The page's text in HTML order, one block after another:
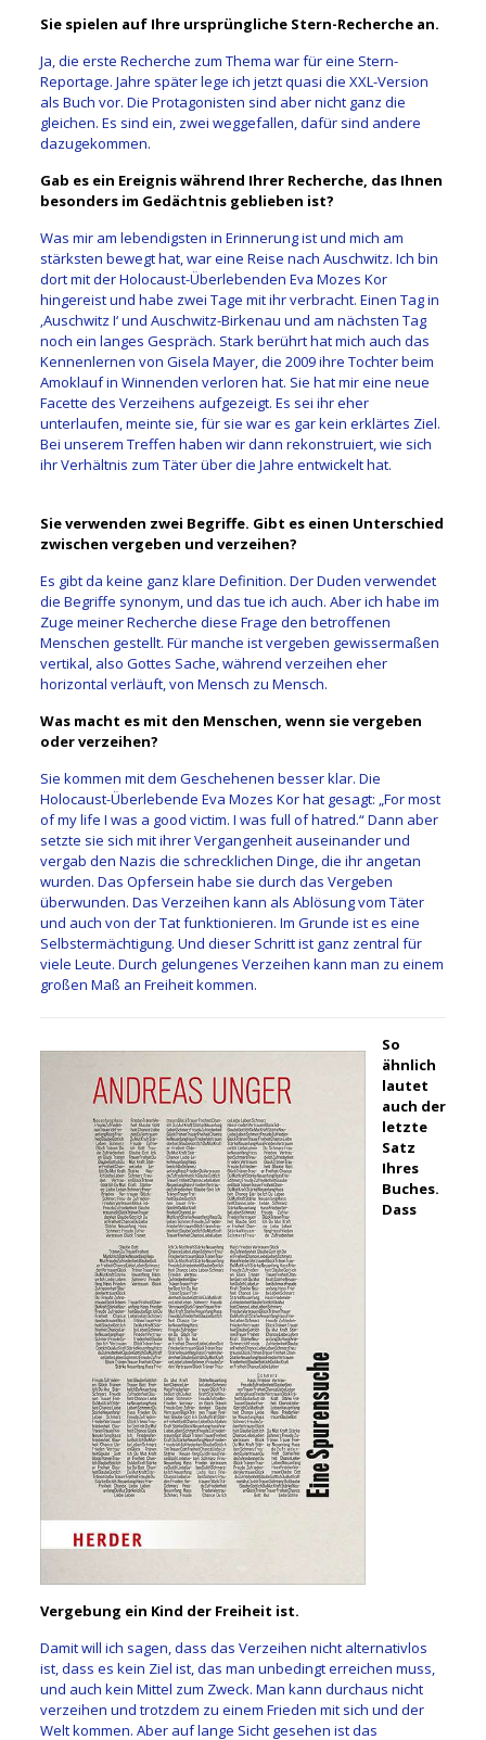
Sie spielen auf Ihre ursprüngliche Stern-Recherche an.
Ja, die erste Recherche zum Thema war für eine Stern-
Reportage. Jahre später lege ich jetzt quasi die XXL-Version
als Buch vor. Die Protagonisten sind aber nicht ganz die
gleichen. Es sind ein, zwei weggefallen, dafür sind andere
dazugekommen.
Gab es ein Ereignis während Ihrer Recherche, das Ihnen
besonders im Gedächtnis geblieben ist?
Was mir am lebendigsten in Erinnerung ist und mich am
stärksten bewegt hat, war eine Reise nach Auschwitz. Ich bin
dort mit der Holocaust-Überlebenden Eva Mozes Kor
hingereist und habe zwei Tage mit ihr verbracht. Einen Tag in
‚Auschwitz I‘ und Auschwitz-Birkenau und am nächsten Tag
noch ein langes Gespräch. Stark berührt hat mich auch das
Kennenlernen von Gisela Mayer, die 2009 ihre Tochter beim
Amoklauf in Winnenden verloren hat. Sie hat mir eine neue
Facette des Verzeihens aufgezeigt. Es sei ihr eher
unterlaufen, meinte sie, für sie war es gar kein erklärtes Ziel.
Bei unserem Treffen haben wir dann rekonstruiert, wie sich
ihr Verhältnis zum Täter über die Jahre entwickelt hat.
Sie verwenden zwei Begriffe. Gibt es einen Unterschied
zwischen vergeben und verzeihen?
Es gibt da keine ganz klare Definition. Der Duden verwendet
die Begriffe synonym, und das tue ich auch. Aber ich habe im
Zuge meiner Recherche diese Frage den betroffenen
Menschen gestellt. Für manche ist vergeben gewissermaßen
vertikal, also Gottes Sache, während verzeihen eher
horizontal verläuft, von Mensch zu Mensch.
Was macht es mit den Menschen, wenn sie vergeben
oder verzeihen?
Sie kommen mit dem Geschehenen besser klar. Die
Holocaust-Überlebende Eva Mozes Kor hat gesagt: „For most
of my life I was a good victim. I was full of hatred.“ Dann aber
setzte sie sich mit ihrer Vergangenheit auseinander und
vergab den Nazis die schrecklichen Dinge, die ihr angetan
wurden. Das Opfersein habe sie durch das Vergeben
überwunden. Das Verzeihen kann als Ablösung vom Täter
und auch von der Tat funktionieren. Im Grunde ist es eine
Selbstermächtigung. Und dieser Schritt ist ganz zentral für
viele Leute. Durch gelungenes Verzeihen kann man zu einem
großen Maß an Freiheit kommen.
So
ähnlich
lautet
auch der
letzte
Satz
Ihres
Buches.
Dass
Vergebung ein Kind der Freiheit ist.
Damit will ich sagen, dass das Verzeihen nicht alternativlos
ist, dass es kein Ziel ist, das man unbedingt erreichen muss,
und auch kein Mittel zum Zweck. Man kann durchaus nicht
verzeihen und trotzdem zu einem Frieden mit sich und der
Welt kommen. Aber auf lange Sicht gesehen ist das